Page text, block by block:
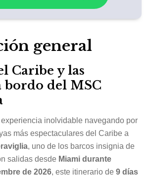
general
Caribe y las
bordo del MSC
inolvidable navegando por
más espectaculares del Caribe a
, uno de los barcos insignia de
salidas desde Miami durante
de 2026, este itinerario de 9 días